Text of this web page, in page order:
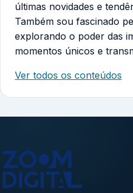
últimas novidades e
Também sou fascinado
explorando o poder das
momentos únicos e
Ver todos os conteúdos